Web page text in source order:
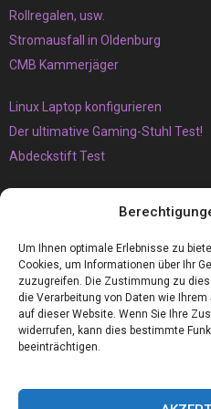
Um Ihnen optimale Erlebnisse zu
Cookies, um Informationen über Ihr
zuzugreifen. Die Zustimmung zu
die Verarbeitung von Daten wie
auf dieser Website. Wenn Sie Ihre
widerrufen, kann dies bestimmte
beeinträchtigen.
Rollregalen, usw.
Stromausfall in Oldenburg
CMB Kammerjäger
Linux Laptop konfigurieren
Der ultimative Gaming-Stuhl Test!
Abdeckstift Test
Armaflex 19mm die perfekte